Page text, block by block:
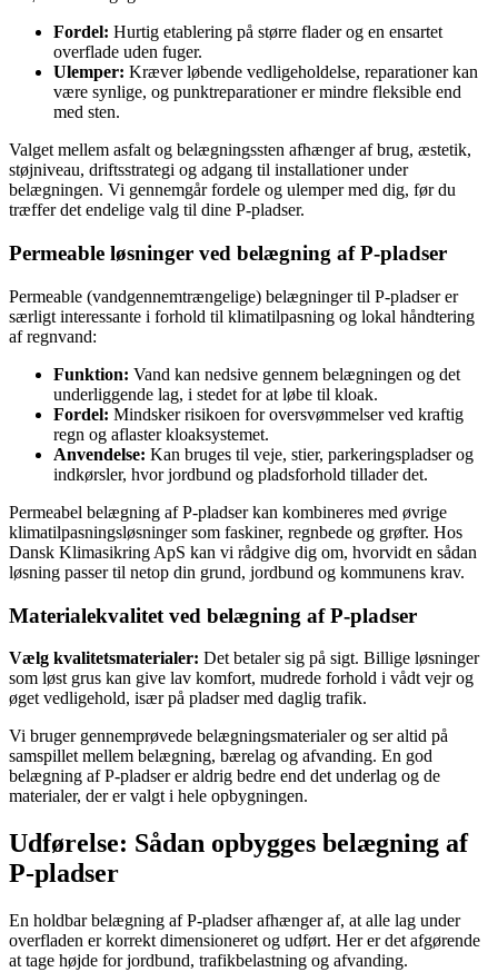
Fordel: Hurtig etablering på større flader og en ensartet
overflade uden fuger.
Ulemper: Kræver løbende vedligeholdelse, reparationer kan
være synlige, og punktreparationer er mindre fleksible end
med sten.
Valget mellem asfalt og belægningssten afhænger af brug, æstetik,
støjniveau, driftsstrategi og adgang til installationer under
belægningen. Vi gennemgår fordele og ulemper med dig, før du
træffer det endelige valg til dine P-pladser.
Permeable løsninger ved belægning af P-pladser
Permeable (vandgennemtrængelige) belægninger til P-pladser er
særligt interessante i forhold til klimatilpasning og lokal håndtering
af regnvand:
Funktion: Vand kan nedsive gennem belægningen og det
underliggende lag, i stedet for at løbe til kloak.
Fordel: Mindsker risikoen for oversvømmelser ved kraftig
regn og aflaster kloaksystemet.
Anvendelse: Kan bruges til veje, stier, parkeringspladser og
indkørsler, hvor jordbund og pladsforhold tillader det.
Permeabel belægning af P-pladser kan kombineres med øvrige
klimatilpasningsløsninger som faskiner, regnbede og grøfter. Hos
Dansk Klimasikring ApS kan vi rådgive dig om, hvorvidt en sådan
løsning passer til netop din grund, jordbund og kommunens krav.
Materialekvalitet ved belægning af P-pladser
Vælg kvalitetsmaterialer: Det betaler sig på sigt. Billige løsninger
som løst grus kan give lav komfort, mudrede forhold i vådt vejr og
øget vedligehold, især på pladser med daglig trafik.
Vi bruger gennemprøvede belægningsmaterialer og ser altid på
samspillet mellem belægning, bærelag og afvanding. En god
belægning af P-pladser er aldrig bedre end det underlag og de
materialer, der er valgt i hele opbygningen.
Udførelse: Sådan opbygges belægning af
P-pladser
En holdbar belægning af P-pladser afhænger af, at alle lag under
overfladen er korrekt dimensioneret og udført. Her er det afgørende
at tage højde for jordbund, trafikbelastning og afvanding.